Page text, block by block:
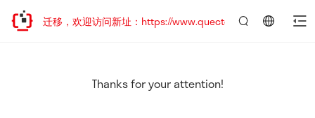
地址已迁移，欢迎访问新址：https://www.quectel.com.cn
Thanks for your attention!